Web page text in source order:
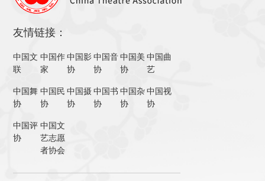
友情链接：
中国文
联
中国作
家
中国影
协
中国音
协
中国美
协
中国曲
艺
中国舞
协
中国民
协
中国摄
协
中国书
协
中国杂
协
中国视
协
中国评
协
中国文
艺志愿
者协会